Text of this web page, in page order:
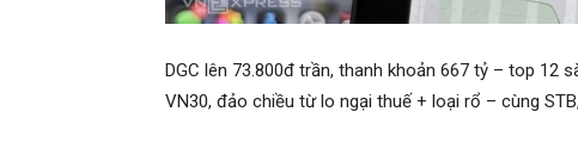
DGC lên 73.800đ trần, thanh khoản 667 tỷ – top 12
VN30, đảo chiều từ lo ngại thuế + loại rổ – cùng